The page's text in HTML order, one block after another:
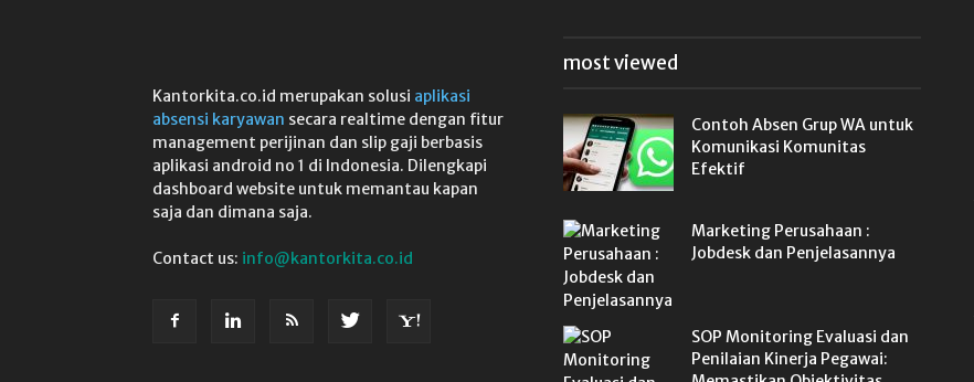
Kantorkita.co.id merupakan solusi aplikasi
absensi karyawan secara realtime dengan fitur
management perijinan dan slip gaji berbasis
aplikasi android no 1 di Indonesia. Dilengkapi
dashboard website untuk memantau kapan
saja dan dimana saja.
Contact us: info@kantorkita.co.id
most viewed
Contoh Absen Grup WA untuk
Komunikasi Komunitas
Efektif
Marketing Perusahaan :
Jobdesk dan Penjelasannya
SOP Monitoring Evaluasi dan
Penilaian Kinerja Pegawai: